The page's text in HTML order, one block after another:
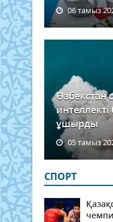
06 тамыз
Өзбекстан
интеллекті
ұшырды
05 тамыз
СПОРТ